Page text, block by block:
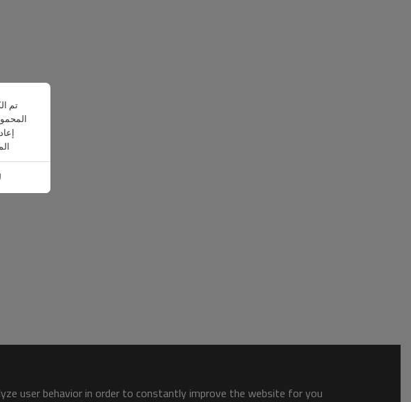
user behavior in order to constantly improve the website for you.
تم